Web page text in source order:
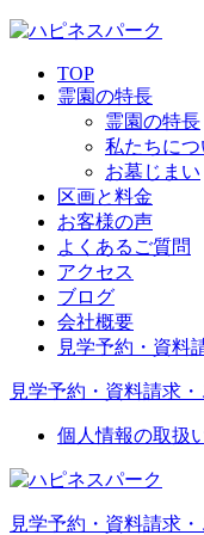
TOP
霊園の特長
霊園の特長
私たちにつ
お墓じまい
区画と料金
お客様の声
よくあるご質問
アクセス
ブログ
会社概要
見学予約・資料
見学予約・資料請求
個人情報の取扱
見学予約・資料請求